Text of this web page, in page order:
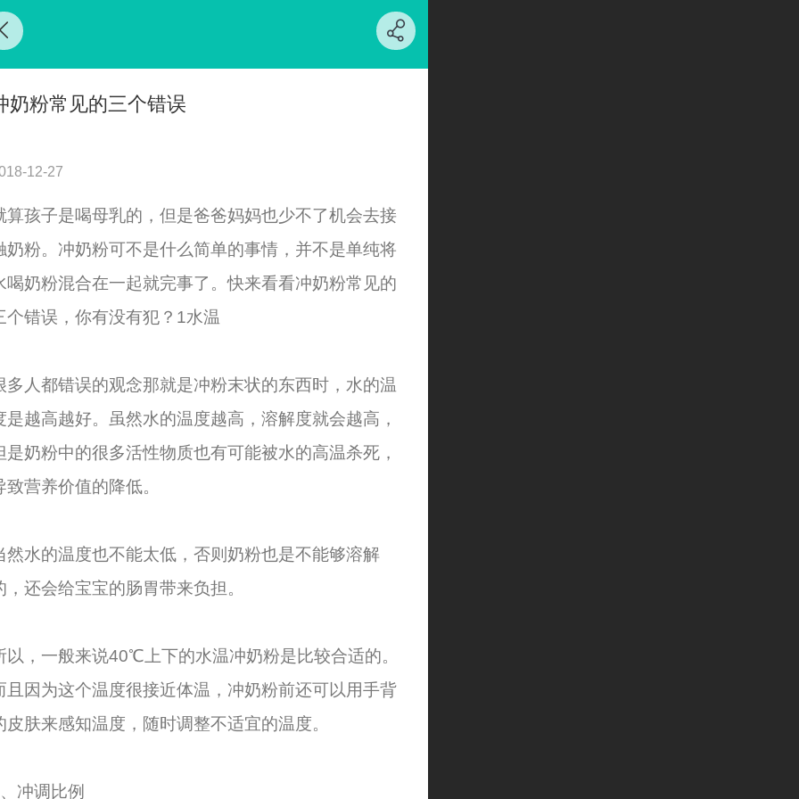
奶粉常见的三个错误
12-27
算孩子是喝母乳的，但是爸爸妈妈也少不了机会去接
奶粉。冲奶粉可不是什么简单的事情，并不是单纯将
喝奶粉混合在一起就完事了。快来看看冲奶粉常见的
个错误，你有没有犯？1水温
多人都错误的观念那就是冲粉末状的东西时，水的温
是越高越好。虽然水的温度越高，溶解度就会越高，
是奶粉中的很多活性物质也有可能被水的高温杀死，
致营养价值的降低。
然水的温度也不能太低，否则奶粉也是不能够溶解
，还会给宝宝的肠胃带来负担。
以，一般来说40℃上下的水温冲奶粉是比较合适的。
且因为这个温度很接近体温，冲奶粉前还可以用手背
皮肤来感知温度，随时调整不适宜的温度。
冲调比例